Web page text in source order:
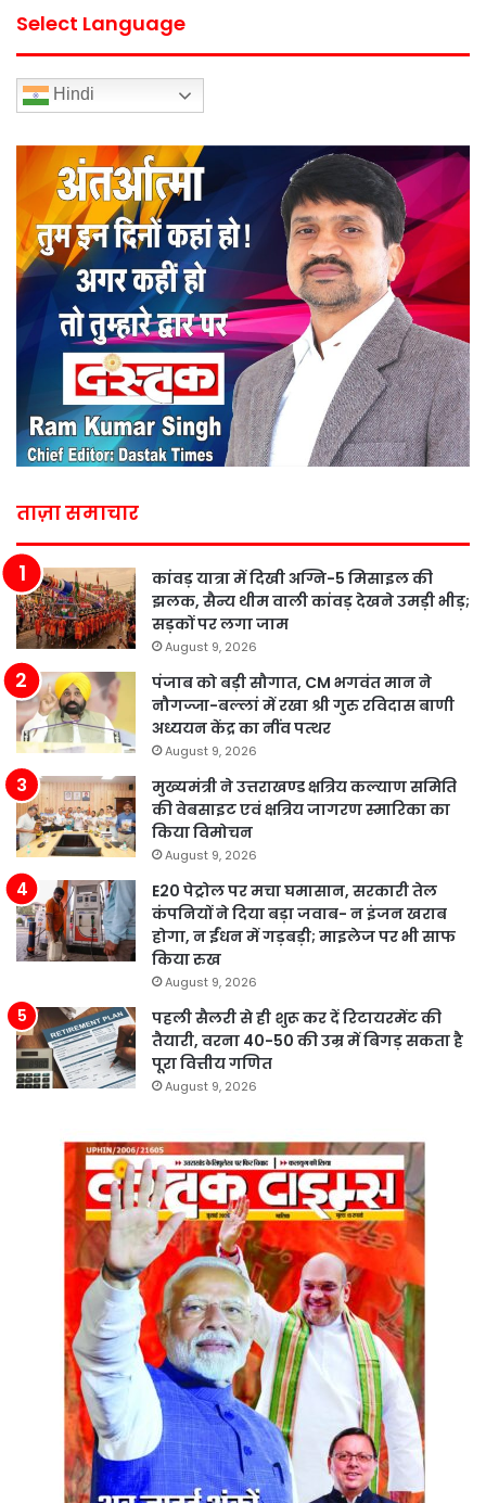
Select Language
Hindi
ताज़ा समाचार
कांवड़ यात्रा में दिखी अग्नि-5 मिसाइल की
झलक, सैन्य थीम वाली कांवड़ देखने उमड़ी भीड़;
सड़कों पर लगा जाम
August 9, 2026
पंजाब को बड़ी सौगात, CM भगवंत मान ने
नौगज्जा-बल्लां में रखा श्री गुरु रविदास बाणी
अध्ययन केंद्र का नींव पत्थर
August 9, 2026
मुख्यमंत्री ने उत्तराखण्ड क्षत्रिय कल्याण समिति
की वेबसाइट एवं क्षत्रिय जागरण स्मारिका का
किया विमोचन
August 9, 2026
E20 पेट्रोल पर मचा घमासान, सरकारी तेल
कंपनियों ने दिया बड़ा जवाब- न इंजन खराब
होगा, न ईंधन में गड़बड़ी; माइलेज पर भी साफ
किया रुख
August 9, 2026
पहली सैलरी से ही शुरू कर दें रिटायरमेंट की
तैयारी, वरना 40-50 की उम्र में बिगड़ सकता है
पूरा वित्तीय गणित
August 9, 2026